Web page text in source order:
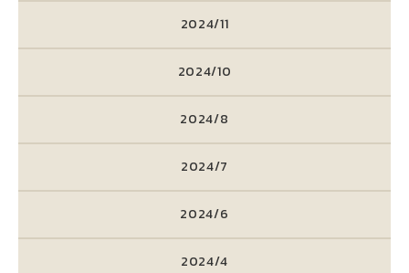
2024/11
2024/10
2024/8
2024/7
2024/6
2024/4